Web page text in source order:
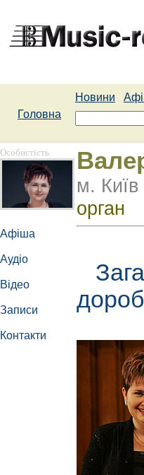
Новини
Головна
Особистість
Афіша
Аудіо
Відео
Записи
Контакти
м. Київ
орган